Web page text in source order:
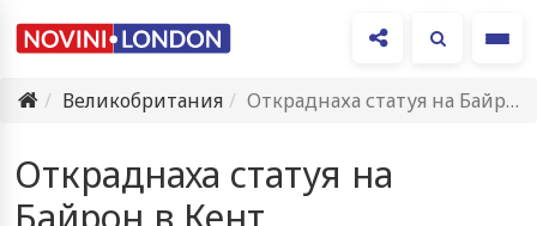
Великобритания
Откраднаха статуя на Байрон в Кент
Откраднаха статуя на